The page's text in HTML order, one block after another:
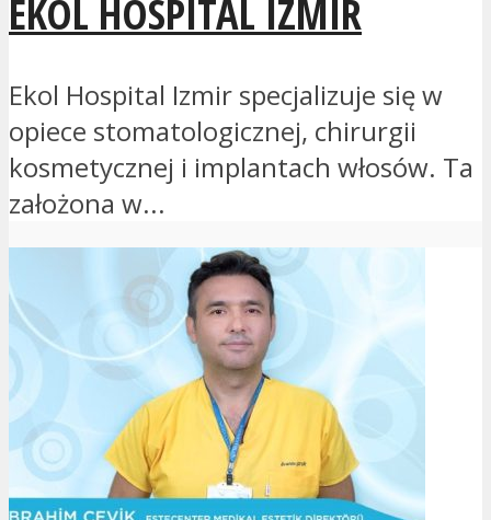
EKOL HOSPITAL IZMIR
Ekol Hospital Izmir specjalizuje się w
opiece stomatologicznej, chirurgii
kosmetycznej i implantach włosów. Ta
założona w...